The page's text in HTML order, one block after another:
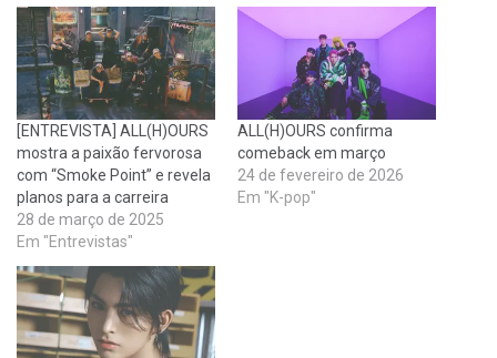
[ENTREVISTA] ALL(H)OURS
mostra a paixão fervorosa
com “Smoke Point” e revela
planos para a carreira
28 de março de 2025
Em "Entrevistas"
ALL(H)OURS confirma
comeback em março
24 de fevereiro de 2026
Em "K-pop"